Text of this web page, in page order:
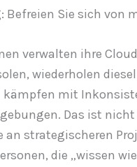
Sie sich von
verwalten ihre
wiederholen
mit
Das ist
an strategischeren
die „wissen